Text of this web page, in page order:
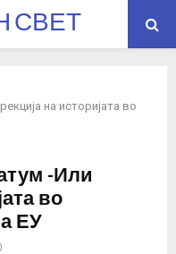
СВЕТ
на историјата во
-Или
во
ЕУ